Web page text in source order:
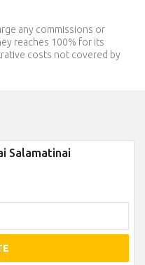
any commissions or
reaches 100% for its
costs not covered by
Salamatinai